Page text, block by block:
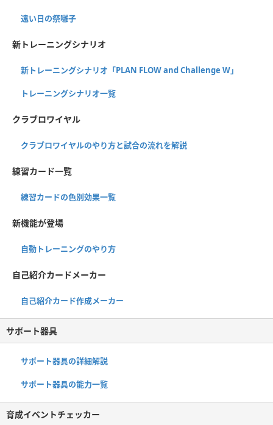
遠い日の祭囃子
新トレーニングシナリオ
新トレーニングシナリオ「PLAN FLOW and Challenge W」
トレーニングシナリオ一覧
クラブロワイヤル
クラブロワイヤルのやり方と試合の流れを解説
練習カード一覧
練習カードの色別効果一覧
新機能が登場
自動トレーニングのやり方
自己紹介カードメーカー
自己紹介カード作成メーカー
サポート器具
サポート器具の詳細解説
サポート器具の能力一覧
育成イベントチェッカー